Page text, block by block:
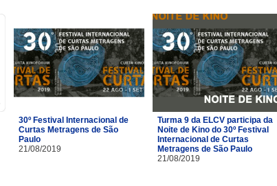
30º Festival Internacional de
Curtas Metragens de São
Paulo
21/08/2019
Turma 9 da ELCV participa da
Noite de Kino do 30º Festival
Internacional de Curtas
Metragens de São Paulo
21/08/2019